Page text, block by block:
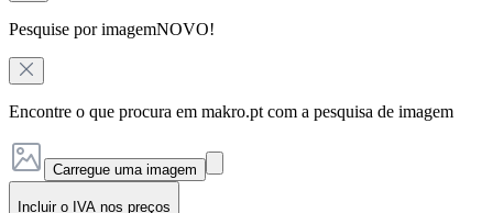
Pesquise por imagemNOVO!
Encontre o que procura em makro.pt com a pesquisa de imagem
Carregue uma imagem
Incluir o IVA nos preços